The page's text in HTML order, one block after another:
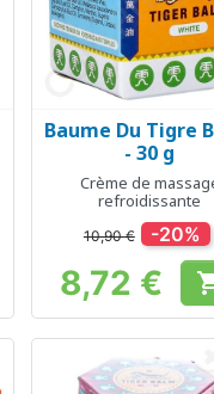
Aperçu
Baume Du Tigre
- 30 g
Crème de
refroidissante
10,90 € -20%
Prix
8,72 €